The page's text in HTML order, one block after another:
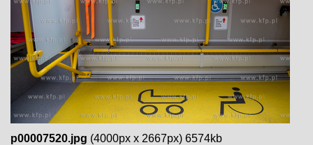
p00007520.jpg (4000px x 2667px) 6574kb